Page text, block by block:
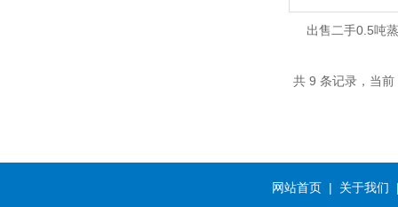
出售二手0.5吨
共 9 条记录，当
网站首页 | 关于我们